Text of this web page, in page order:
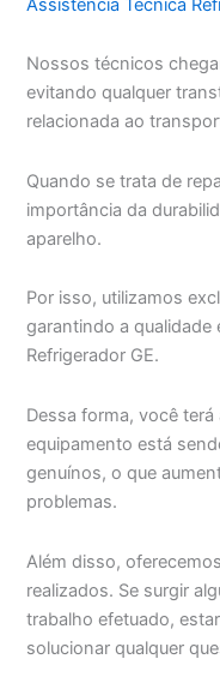
Assistência Técnica
Nossos técnicos
evitando qualquer
relacionada ao
Quando se trata de
importância da
aparelho.
Por isso, utilizamos
garantindo a qualidade
Refrigerador GE.
Dessa forma, você
equipamento está
genuínos, o que
problemas.
Além disso,
realizados. Se surgir
trabalho efetuado,
solucionar qualquer